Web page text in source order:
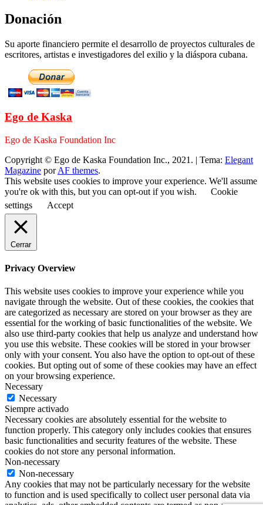
Donación
Su aporte financiero permite el desarrollo de proyectos culturales de
escritores, artistas e investigadores del exilio y la diáspora cubana.
Ego de Kaska
Ego de Kaska Foundation Inc
Copyright © Ego de Kaska Foundation Inc., 2021. | Tema: Elegant
Magazine porAF themes.
This website uses cookies to improve your experience. We'll assume
you're ok with this, but you can opt-out if you wish.
Cookie
settings
Accept
Cerrar
Privacy Overview
This website uses cookies to improve your experience while you
navigate through the website. Out of these cookies, the cookies that
are categorized as necessary are stored on your browser as they are
essential for the working of basic functionalities of the website. We
also use third-party cookies that help us analyze and understand how
you use this website. These cookies will be stored in your browser
only with your consent. You also have the option to opt-out of these
cookies. But opting out of some of these cookies may have an effect
on your browsing experience.
Necessary
Necessary
Siempre activado
Necessary cookies are absolutely essential for the website to
function properly. This category only includes cookies that ensures
basic functionalities and security features of the website. These
cookies do not store any personal information.
Non-necessary
Non-necessary
Any cookies that may not be particularly necessary for the website
to function and is used specifically to collect user personal data via